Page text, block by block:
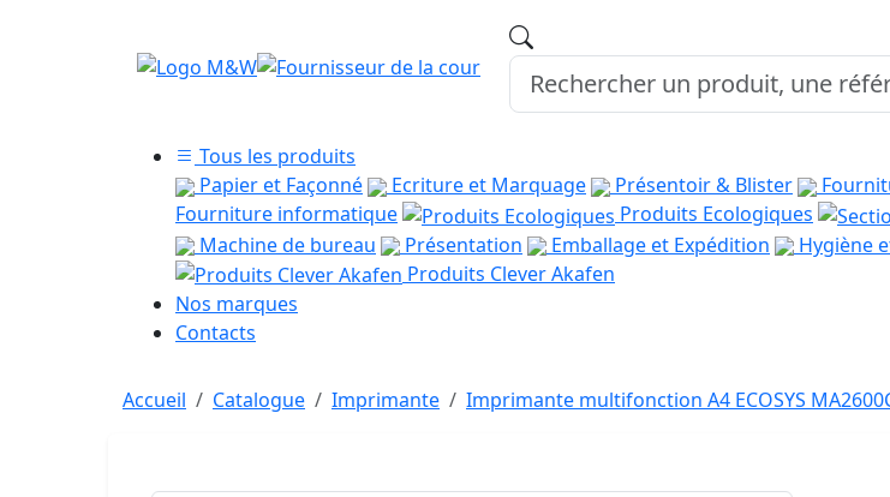
Tous les produits
Papier et Façonné
Ecriture et Marquage Présentoir & Blister
Fourniture informatique
Produits Ecologiques
Machine de bureau
Présentation Emballage et Expédition Hygiène
Produits Clever Akafen
Nos marques
Contacts
Accueil Catalogue Imprimante Imprimante multifonction A4 ECOSYS